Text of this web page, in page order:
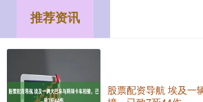
推荐资讯
股票配资导航 埃及一